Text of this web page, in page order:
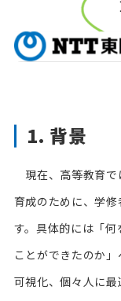
1. 背景
現在、高等教育で
育成のために、学
す。具体的には「
ことができたのか
可視化、個々人に